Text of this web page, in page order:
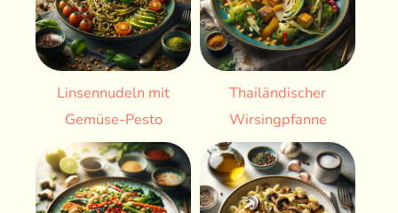
Linsennudeln mit
Gemüse-Pesto
Thailändischer
Wirsingpfanne